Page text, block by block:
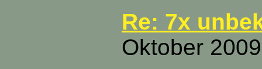
Re: 7x
Oktober